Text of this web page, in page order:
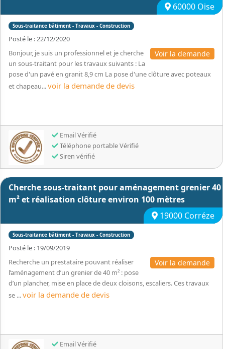
60000 Oise
Sous-traitance bâtiment - Travaux - Construction
Posté le : 22/12/2020
Voir la demande
Bonjour, je suis un professionnel et je cherche
un sous-traitant pour les travaux suivants : La
pose d'un pavé en granit 8,9 cm La pose d'une clôture avec poteaux
et chapeau...voir la demande de devis
Email Vérifié
Téléphone portable Vérifié
Siren vérifié
Cherche sous-traitant pour aménagement grenier 40
m² et réalisation clôture environ 100 mètres
19000 Corréze
Sous-traitance bâtiment - Travaux - Construction
Posté le : 19/09/2019
Voir la demande
Recherche un prestataire pouvant réaliser
l’aménagement d’un grenier de 40 m² : pose
d’un plancher, mise en place de deux cloisons, escaliers. Ces travaux
se ...voir la demande de devis
Email Vérifié